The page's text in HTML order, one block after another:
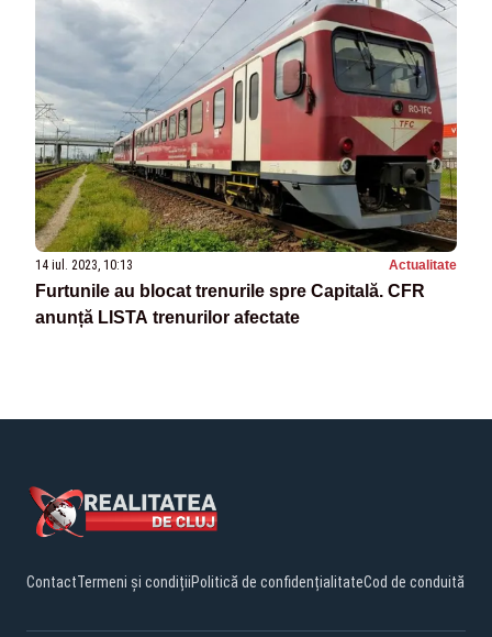
14 iul. 2023, 10:13 Actualitate
Furtunile au blocat trenurile spre Capitală. CFR
anunță LISTA trenurilor afectate
ContactTermeni și condițiiPolitică de confidențialitateCod de conduită